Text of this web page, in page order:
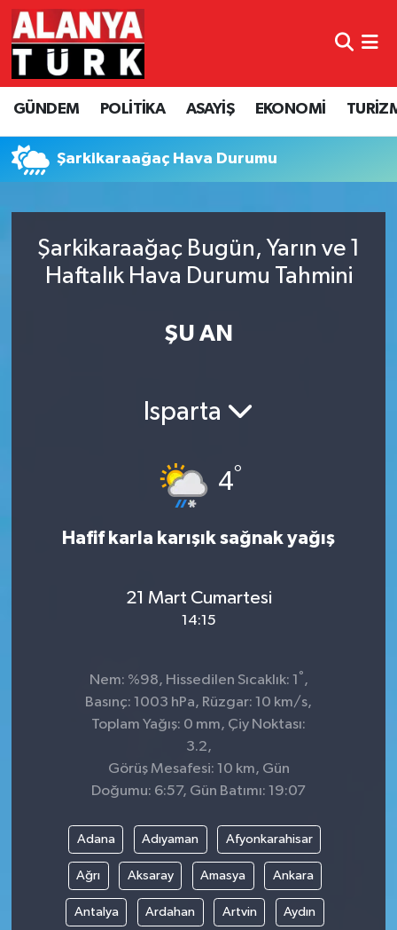
GÜNDEM POLİTİKA ASAYİŞ EKONOMİ
Şarkikaraağaç Hava Durumu
Şarkikaraağaç Bugün, Yarın ve 1
Haftalık Hava Durumu Tahmini
ŞU AN
Isparta
4°
Hafif karla karışık sağnak yağış
21 Mart Cumartesi
14:15
Nem: %98, Hissedilen Sıcaklık: 1 ° ,
Basınç: 1003 hPa, Rüzgar: 10 km/s,
Toplam Yağış: 0 mm, Çiy Noktası:
3.2,
Görüş Mesafesi: 10 km, Gün
Doğumu: 6:57, Gün Batımı: 19:07
Adana Adıyaman Afyonkarahisar
Ağrı Aksaray Amasya Ankara
Antalya Ardahan Artvin Aydın
GÜNDEM
POLİTİKA
ASAYİŞ
TURİZM
Nöbetçi Eczaneler
Hava Durumu
Namaz Vakitleri
Süper Lig Puan Durumu ve Fikstür
Son Dakika Haberleri